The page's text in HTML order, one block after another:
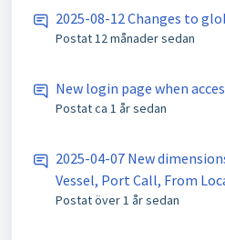
2025-08-12 Changes to
Postat12 månader sedan
New login page when
Postatca 1 år sedan
2025-04-07 New
Vessel, Port Call, From
Cargo Type.
Postatöver 1 år sedan